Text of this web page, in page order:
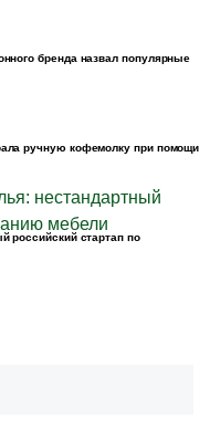
бренда назвал популярные
ручную кофемолку при помощи
российский стартап по